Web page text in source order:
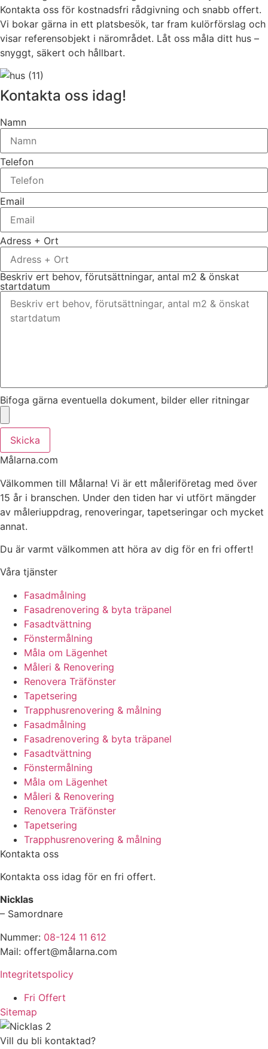
Kontakta oss för kostnadsfri rådgivning och snabb offert.
Vi bokar gärna in ett platsbesök, tar fram kulörförslag och
visar referensobjekt i närområdet. Låt oss måla ditt hus –
snyggt, säkert och hållbart.
Kontakta oss idag!
Namn
Telefon
Email
Adress + Ort
Beskriv ert behov, förutsättningar, antal m2 & önskat
startdatum
Bifoga gärna eventuella dokument, bilder eller ritningar
Skicka
Målarna.com
Välkommen till Målarna! Vi är ett måleriföretag med över
15 år i branschen. Under den tiden har vi utfört mängder
av måleriuppdrag, renoveringar, tapetseringar och mycket
annat.
Du är varmt välkommen att höra av dig för en fri offert!
Våra tjänster
Fasadmålning
Fasadrenovering & byta träpanel
Fasadtvättning
Fönstermålning
Måla om Lägenhet
Måleri & Renovering
Renovera Träfönster
Tapetsering
Trapphusrenovering & målning
Fasadmålning
Fasadrenovering & byta träpanel
Fasadtvättning
Fönstermålning
Måla om Lägenhet
Måleri & Renovering
Renovera Träfönster
Tapetsering
Trapphusrenovering & målning
Kontakta oss
Kontakta oss idag för en fri offert.
Nicklas
– Samordnare
Nummer: 08-124 11 612
Mail: offert@målarna.com
Integritetspolicy
Fri Offert
Sitemap
Vill du bli kontaktad?